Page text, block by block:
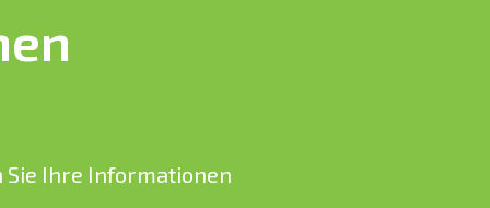
Sie Ihre Informationen